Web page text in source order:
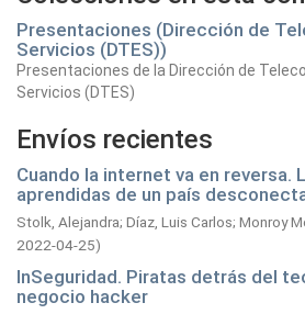
Presentaciones (Dirección de
Servicios (DTES))
Presentaciones de la Dirección de
Servicios (DTES)
Envíos recientes
Cuando la internet va en reversa.
aprendidas de un país
Stolk, Alejandra; Díaz, Luis Carlos; Monroy
2022-04-25)
InSeguridad. Piratas detrás del
negocio hacker